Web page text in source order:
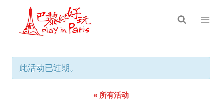
此活动已过期。
« 所有活动